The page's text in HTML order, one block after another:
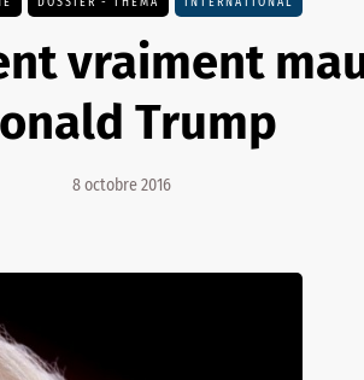
vraiment
Trump
8 octobre 2016